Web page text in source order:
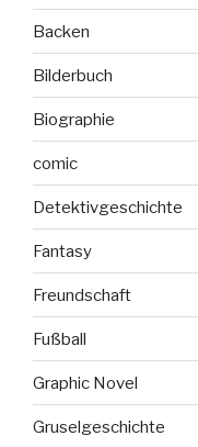
Backen
Bilderbuch
Biographie
comic
Detektivgeschichte
Fantasy
Freundschaft
Fußball
Graphic Novel
Gruselgeschichte